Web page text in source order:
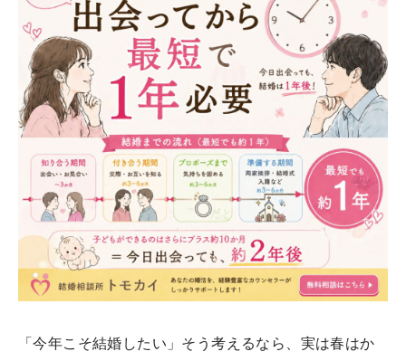
「今年こそ結婚したい」そう考えるなら、実は春はか